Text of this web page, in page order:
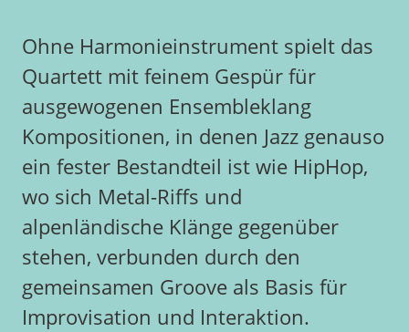
Ohne Harmonieinstrument spielt das
Quartett mit feinem Gespür für
ausgewogenen Ensembleklang
Kompositionen, in denen Jazz genauso
ein fester Bestandteil ist wie HipHop,
wo sich Metal-Riffs und
alpenländische Klänge gegenüber
stehen, verbunden durch den
gemeinsamen Groove als Basis für
Improvisation und Interaktion.